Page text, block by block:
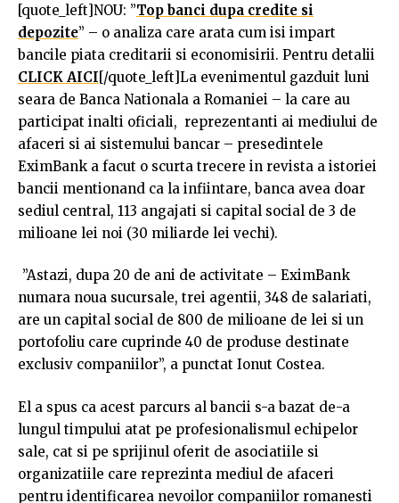
[quote_left]NOU: ”Top banci dupa credite si
depozite” – o analiza care arata cum isi impart
bancile piata creditarii si economisirii. Pentru detalii
CLICK AICI[/quote_left]La evenimentul gazduit luni
seara de Banca Nationala a Romaniei – la care au
participat inalti oficiali, reprezentanti ai mediului de
afaceri si ai sistemului bancar – presedintele
EximBank a facut o scurta trecere in revista a istoriei
bancii mentionand ca la infiintare, banca avea doar
sediul central, 113 angajati si capital social de 3 de
milioane lei noi (30 miliarde lei vechi).
”Astazi, dupa 20 de ani de activitate – EximBank
numara noua sucursale, trei agentii, 348 de salariati,
are un capital social de 800 de milioane de lei si un
portofoliu care cuprinde 40 de produse destinate
exclusiv companiilor”, a punctat Ionut Costea.
El a spus ca acest parcurs al bancii s-a bazat de-a
lungul timpului atat pe profesionalismul echipelor
sale, cat si pe sprijinul oferit de asociatiile si
organizatiile care reprezinta mediul de afaceri
pentru identificarea nevoilor companiilor romanesti